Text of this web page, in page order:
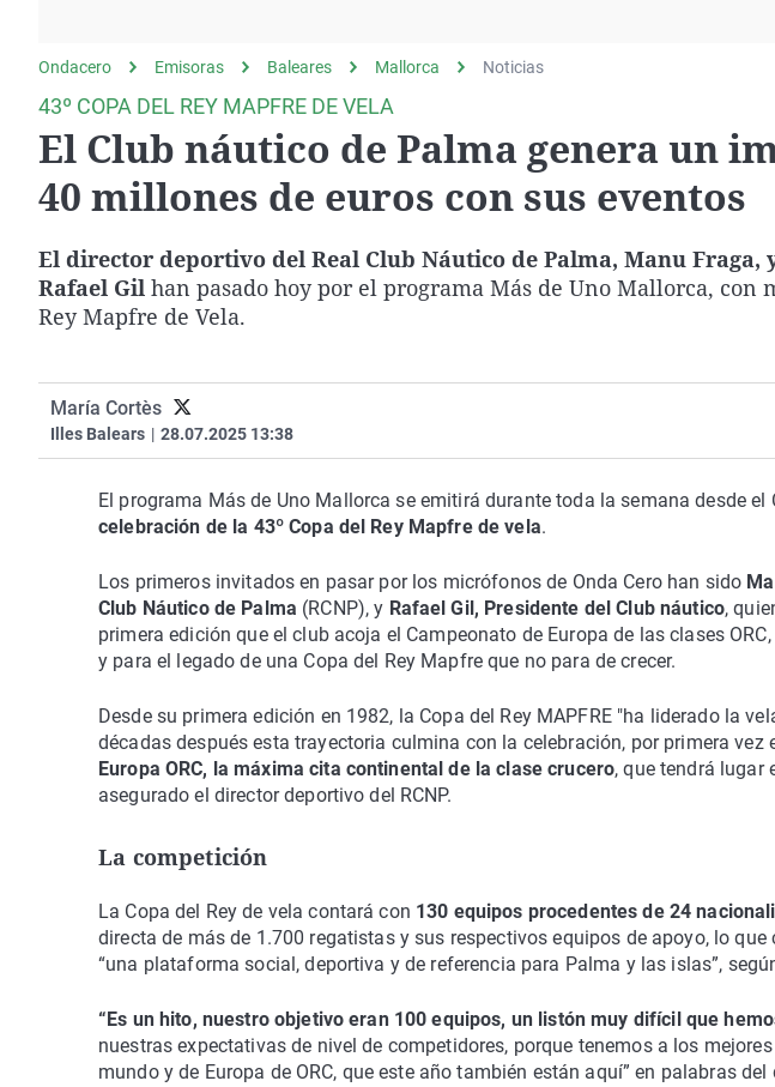
gato
Operación Viuda
Negra
Navarra
Ondacero Emisoras Baleares Mallorca Noticias
43º COPA DEL REY MAPFRE DE VELA
El Club náutico de Palma genera un
40 millones de euros con sus eventos
El director deportivo del Real Club Náutico de Palma, Manu Fraga,
Rafael Gil han pasado hoy por el programa Más de Uno Mallorca, con
Rey Mapfre de Vela.
María Cortès
Illes Balears | 28.07.2025 13:38
El programa Más de Uno Mallorca se emitirá durante toda la semana desde
celebración de la 43º Copa del Rey Mapfre de vela.
Los primeros invitados en pasar por los micrófonos de Onda Cero han sido
Club Náutico de Palma (RCNP), y Rafael Gil, Presidente del Club náutico,
primera edición que el club acoja el Campeonato de Europa de las clases
y para el legado de una Copa del Rey Mapfre que no para de crecer.
Desde su primera edición en 1982, la Copa del Rey MAPFRE "ha liderado la
décadas después esta trayectoria culmina con la celebración, por primera vez
Europa ORC, la máxima cita continental de la clase crucero, que tendrá lugar
asegurado el director deportivo del RCNP.
La competición
La Copa del Rey de vela contará con 130 equipos procedentes de 24
directa de más de 1.700 regatistas y sus respectivos equipos de apoyo, lo
“una plataforma social, deportiva y de referencia para Palma y las islas”,
“Es un hito, nuestro objetivo eran 100 equipos, un listón muy difícil que
nuestras expectativas de nivel de competidores, porque tenemos a los
mundo y de Europa de ORC, que este año también están aquí” en palabras